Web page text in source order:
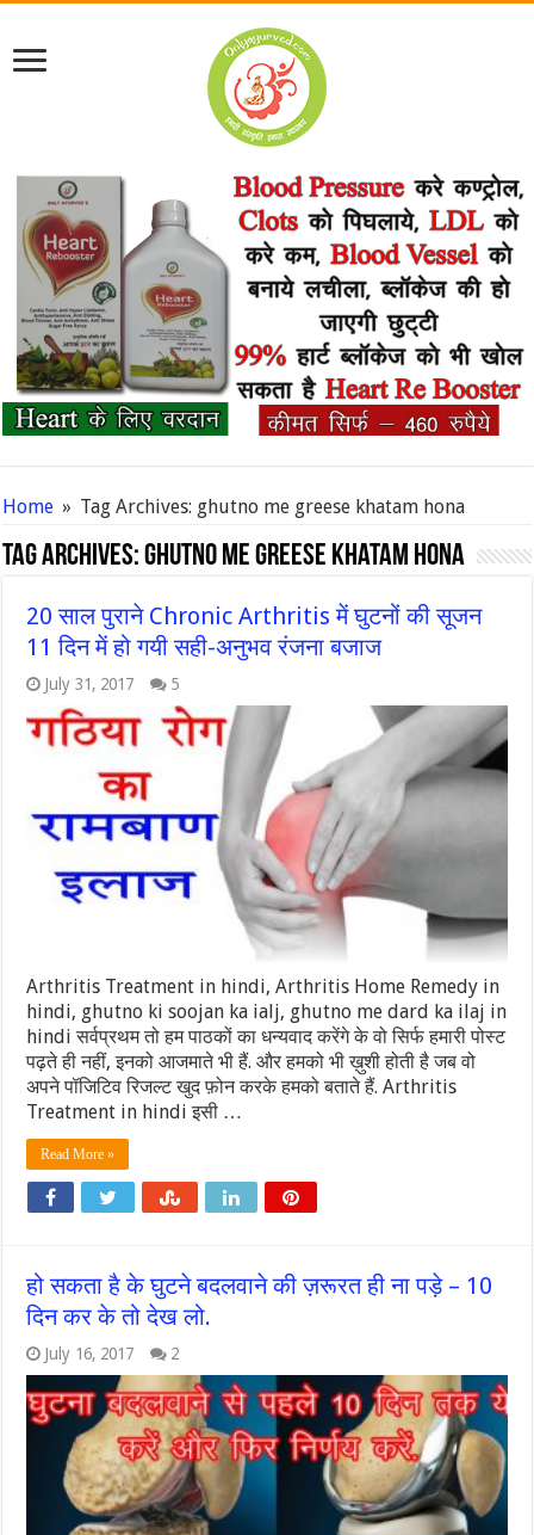
Home » Tag Archives: ghutno me greese khatam hona
Tag Archives:ghutno me greese khatam hona
20 साल पुराने Chronic Arthritis में घुटनों की सूजन
11 दिन में हो गयी सही-अनुभव रंजना बजाज
July 31, 2017 5
Arthritis Treatment in hindi, Arthritis Home Remedy in
hindi, ghutno ki soojan ka ialj, ghutno me dard ka ilaj in
hindi सर्वप्रथम तो हम पाठकों का धन्यवाद करेंगे के वो सिर्फ हमारी पोस्ट
पढ़ते ही नहीं, इनको आजमाते भी हैं. और हमको भी ख़ुशी होती है जब वो
अपने पॉजिटिव रिजल्ट खुद फ़ोन करके हमको बताते हैं. Arthritis
Treatment in hindi इसी …
Read More »
हो सकता है के घुटने बदलवाने की ज़रूरत ही ना पड़े – 10
दिन कर के तो देख लो.
July 16, 2017 2